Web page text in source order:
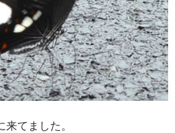
てました。